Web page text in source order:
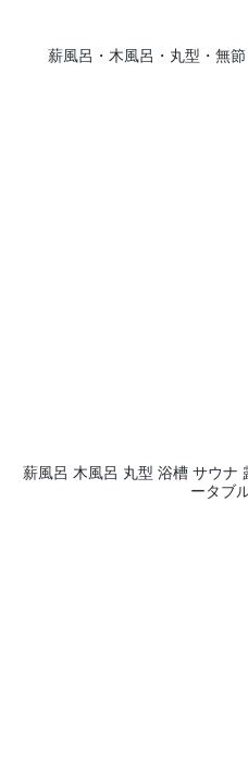
薪風呂・木風呂・丸型・無節
薪風呂 木風呂 丸型 浴槽 サウナ
ータブ